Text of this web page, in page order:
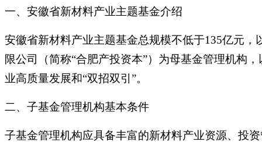
一、安徽省新材料产业主题基金介绍
安徽省新材料产业主题基金总规模不低于135亿元
限公司（简称“合肥产投资本”）为母基金管理机构
业高质量发展和“双招双引”。
二、子基金管理机构基本条件
子基金管理机构应具备丰富的新材料产业资源、投